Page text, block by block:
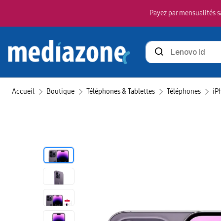
Payez par
Rechercher
des
Accueil Boutique Téléphones & Tablettes Téléphones